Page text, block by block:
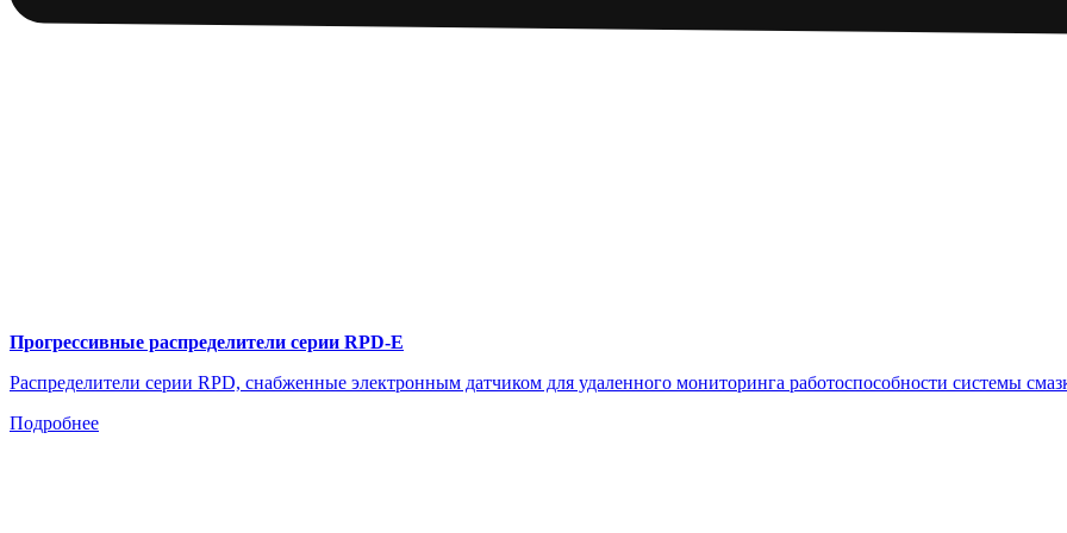
Прогрессивные распределители серии RPD-E
Распределители серии RPD, снабженные электронным датчиком для удаленного мониторинга работоспособности системы
Подробнее